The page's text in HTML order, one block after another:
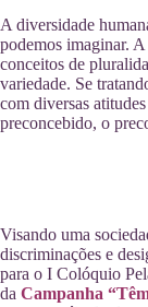
A diversidade
podemos imaginar.
conceitos de
variedade. Se
com diversas
preconcebido, o
Visando uma
discriminações e
para o I Colóquio
da Campanha